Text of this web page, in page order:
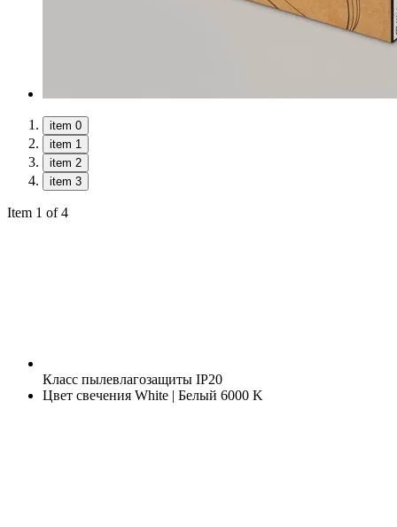
item 0
item 1
item 2
item 3
Item 1 of 4
Класс пылевлагозащиты IP20
Цвет свечения White | Белый 6000 K